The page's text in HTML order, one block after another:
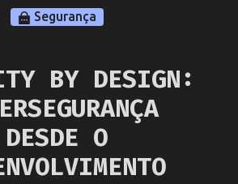
Segurança
BY DESIGN:
DESDE O